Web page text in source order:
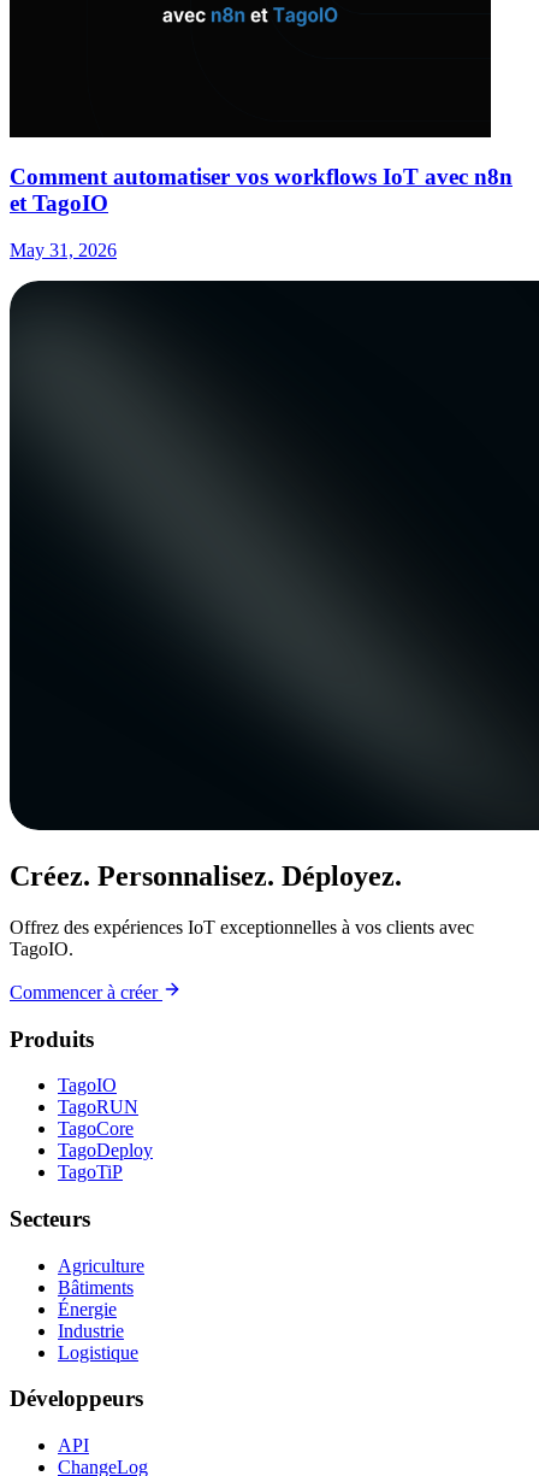
Comment automatiser vos workflows IoT avec n8n
et TagoIO
May 31, 2026
Créez. Personnalisez. Déployez.
Offrez des expériences IoT exceptionnelles à vos clients avec
TagoIO.
Commencer à créer
Produits
TagoIO
TagoRUN
TagoCore
TagoDeploy
TagoTiP
Secteurs
Agriculture
Bâtiments
Énergie
Industrie
Logistique
Développeurs
API
ChangeLog